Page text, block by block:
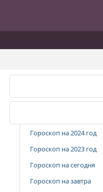
Гороскоп на 2024 год
Гороскоп на 2023 год
Гороскоп на сегодня
Гороскоп на завтра